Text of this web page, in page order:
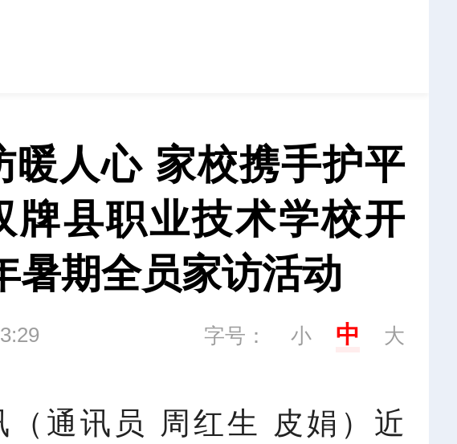
暖人心 家校携手护平
县职业技术学校开
暑期全员家访活动
字号： 小 中 大
（通讯员 周红生 皮娟）近